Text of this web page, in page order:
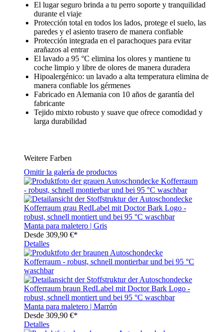
El lugar seguro brinda a tu perro soporte y tranquilidad
durante el viaje
Protección total en todos los lados, protege el suelo, las
paredes y el asiento trasero de manera confiable
Protección integrada en el parachoques para evitar
arañazos al entrar
El lavado a 95 °C elimina los olores y mantiene tu
coche limpio y libre de olores de manera duradera
Hipoalergénico: un lavado a alta temperatura elimina de
manera confiable los gérmenes
Fabricado en Alemania con 10 años de garantía del
fabricante
Tejido mixto robusto y suave que ofrece comodidad y
larga durabilidad
Weitere Farben
Omitir la galería de productos
Manta para maletero | Gris
Desde 309,90 €*
Detalles
Manta para maletero | Marrón
Desde 309,90 €*
Detalles